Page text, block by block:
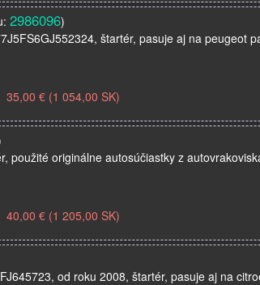
2986096)
štartér, pasuje aj na peugeot
35,00 € (1 054,00 SK)
použité originálne autosúčiastky z
40,00 € (1 205,00 SK)
od roku 2008, štartér, pasuje aj na